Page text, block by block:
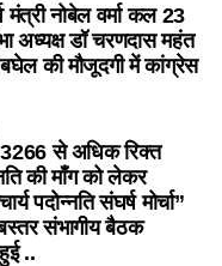
मंत्री नोबेल वर्मा कल 23
अध्यक्ष डॉ चरणदास महंत
की मौजूदगी में कांग्रेस
3266 से अधिक रिक्त
की माँग को लेकर
पदोन्नति संघर्ष मोर्चा”
संभागीय बैठक
..